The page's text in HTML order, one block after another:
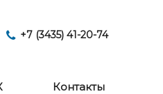
+7 (3435) 41-20-74
Контакты